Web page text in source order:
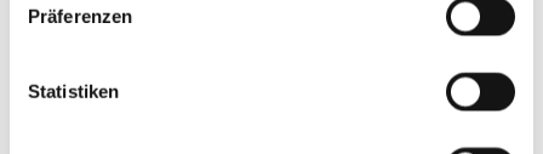
Präferenzen
Statistiken